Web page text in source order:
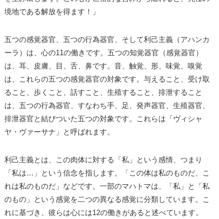
境地である解放を得ます！」
五つの感覚器官、五つの行為器官、そして利己主義（アハンカ
ーラ）は、心の11の働きです。五つの知覚器官（感覚器官）
は、耳、皮膚、目、舌、鼻です。音、触覚、形、味覚、嗅覚
は、これらの五つの感覚器官の対象です。与えること、受け取
ること、歩くこと、話すこと、生殖すること、排泄すること
は、五つの行為器官、すなわち手、足、発声器官、生殖器官、
排泄器官と結びついた五つの対象です。これらは「ヴィシャ
ヤ・ヴァーサナ」と呼ばれます。
利己主義とは、この肉体に対する「私」という感情、つまり
「私は…」という信念を指します。「この体は私のものだ、こ
れは私のものだ」などです。一部のマハトマは、「私」と「私
のもの」という感覚を二つの異なる感覚に分類しています。こ
れに基づき、彼らは心には12の働きがあると述べています。